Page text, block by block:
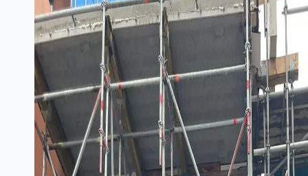
Over ons
Vacatures
Contact